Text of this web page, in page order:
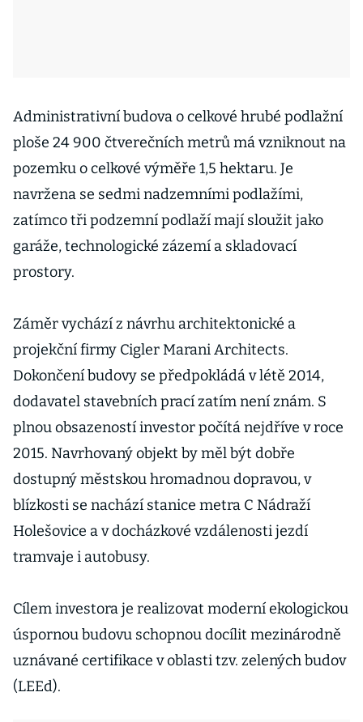
Administrativní budova o celkové hrubé podlažní
ploše 24 900 čtverečních metrů má vzniknout na
pozemku o celkové výměře 1,5 hektaru. Je
navržena se sedmi nadzemními podlažími,
zatímco tři podzemní podlaží mají sloužit jako
garáže, technologické zázemí a skladovací
prostory.
Záměr vychází z návrhu architektonické a
projekční firmy Cigler Marani Architects.
Dokončení budovy se předpokládá v létě 2014,
dodavatel stavebních prací zatím není znám. S
plnou obsazeností investor počítá nejdříve v roce
2015. Navrhovaný objekt by měl být dobře
dostupný městskou hromadnou dopravou, v
blízkosti se nachází stanice metra C Nádraží
Holešovice a v docházkové vzdálenosti jezdí
tramvaje i autobusy.
Cílem investora je realizovat moderní ekologickou
úspornou budovu schopnou docílit mezinárodně
uznávané certifikace v oblasti tzv. zelených budov
(LEEd).